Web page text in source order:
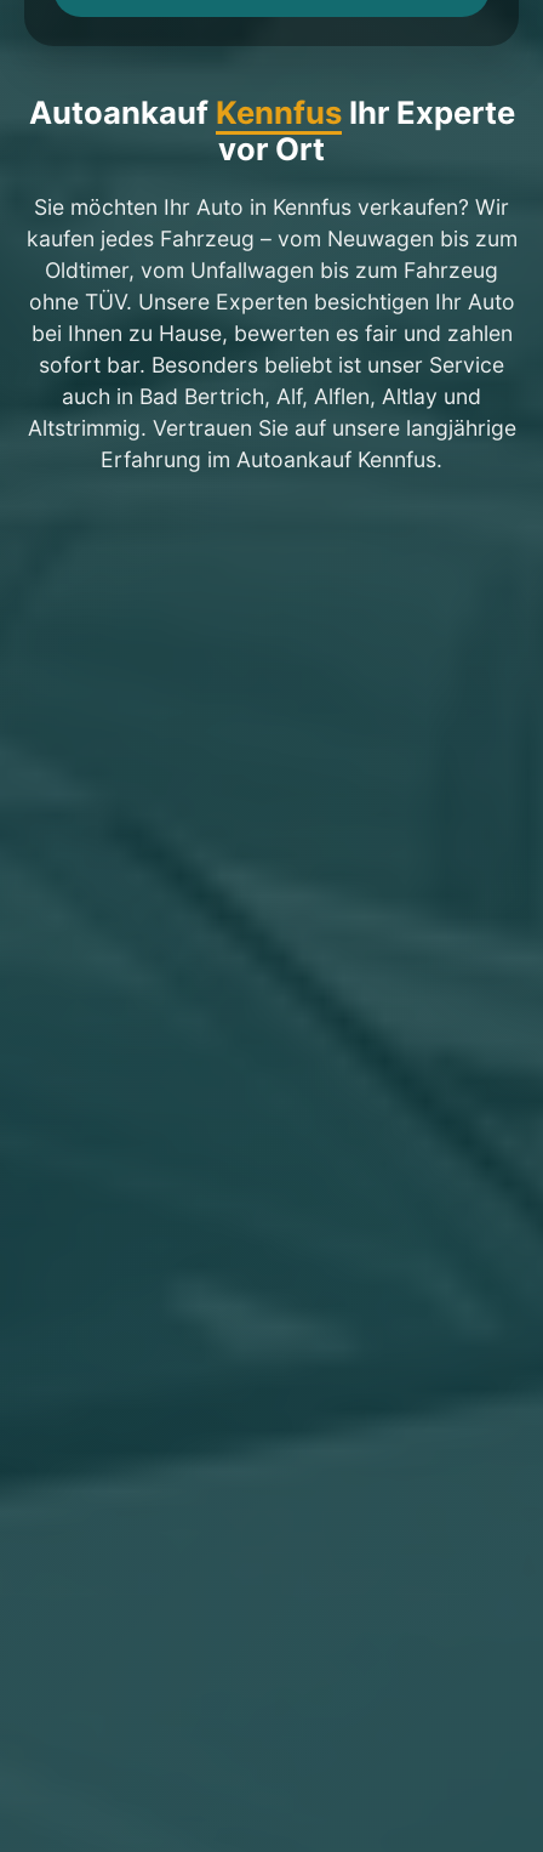
Autoankauf KennfusIhr Experte
vor Ort
Sie möchten Ihr Auto in Kennfus verkaufen? Wir
kaufen jedes Fahrzeug – vom Neuwagen bis zum
Oldtimer, vom Unfallwagen bis zum Fahrzeug
ohne TÜV. Unsere Experten besichtigen Ihr Auto
bei Ihnen zu Hause, bewerten es fair und zahlen
sofort bar. Besonders beliebt ist unser Service
auch in Bad Bertrich, Alf, Alflen, Altlay und
Altstrimmig. Vertrauen Sie auf unsere langjährige
Erfahrung im Autoankauf Kennfus.